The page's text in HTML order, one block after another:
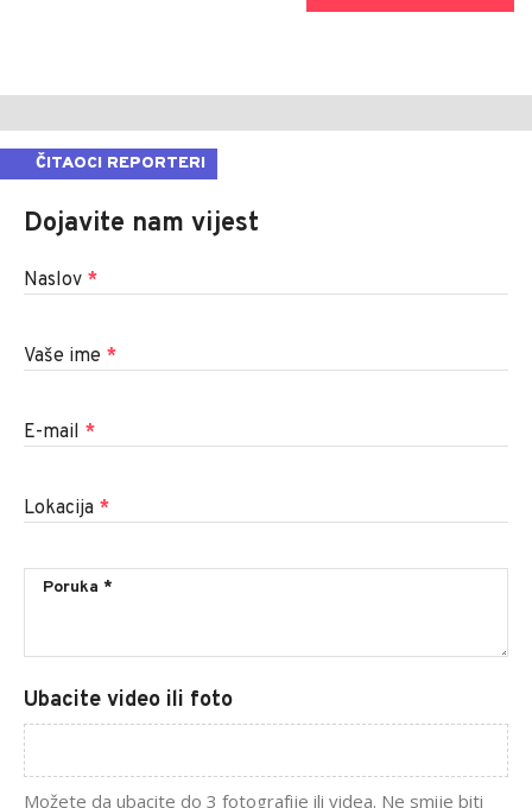
ČITAOCI REPORTERI
Dojavite nam vijest
Naslov *
Vaše ime *
E-mail *
Lokacija *
Ubacite video ili foto
Možete da ubacite do 3 fotografije ili videa. Ne smije biti